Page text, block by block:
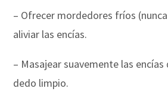
– Ofrecer mordedores fríos
aliviar las encías.
– Masajear suavemente las encías
dedo limpio.